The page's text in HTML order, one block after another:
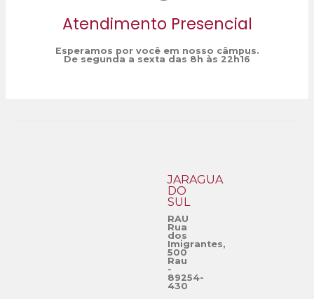
Atendimento Presencial
Esperamos por você em nosso câmpus.
De segunda a sexta das 8h às 22h16
JARAGUÁ
DO
SUL
RAU
Rua
dos
Imigrantes,
500
Rau
-
89254-
430